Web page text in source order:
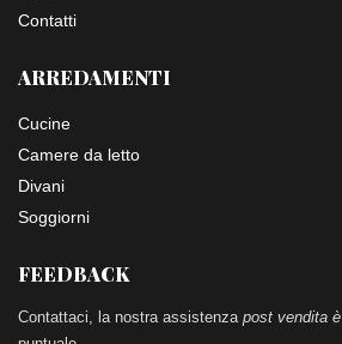
Contatti
ARREDAMENTI
Cucine
Camere da letto
Divani
Soggiorni
FEEDBACK
Contattaci, la nostra assistenza post vendita è